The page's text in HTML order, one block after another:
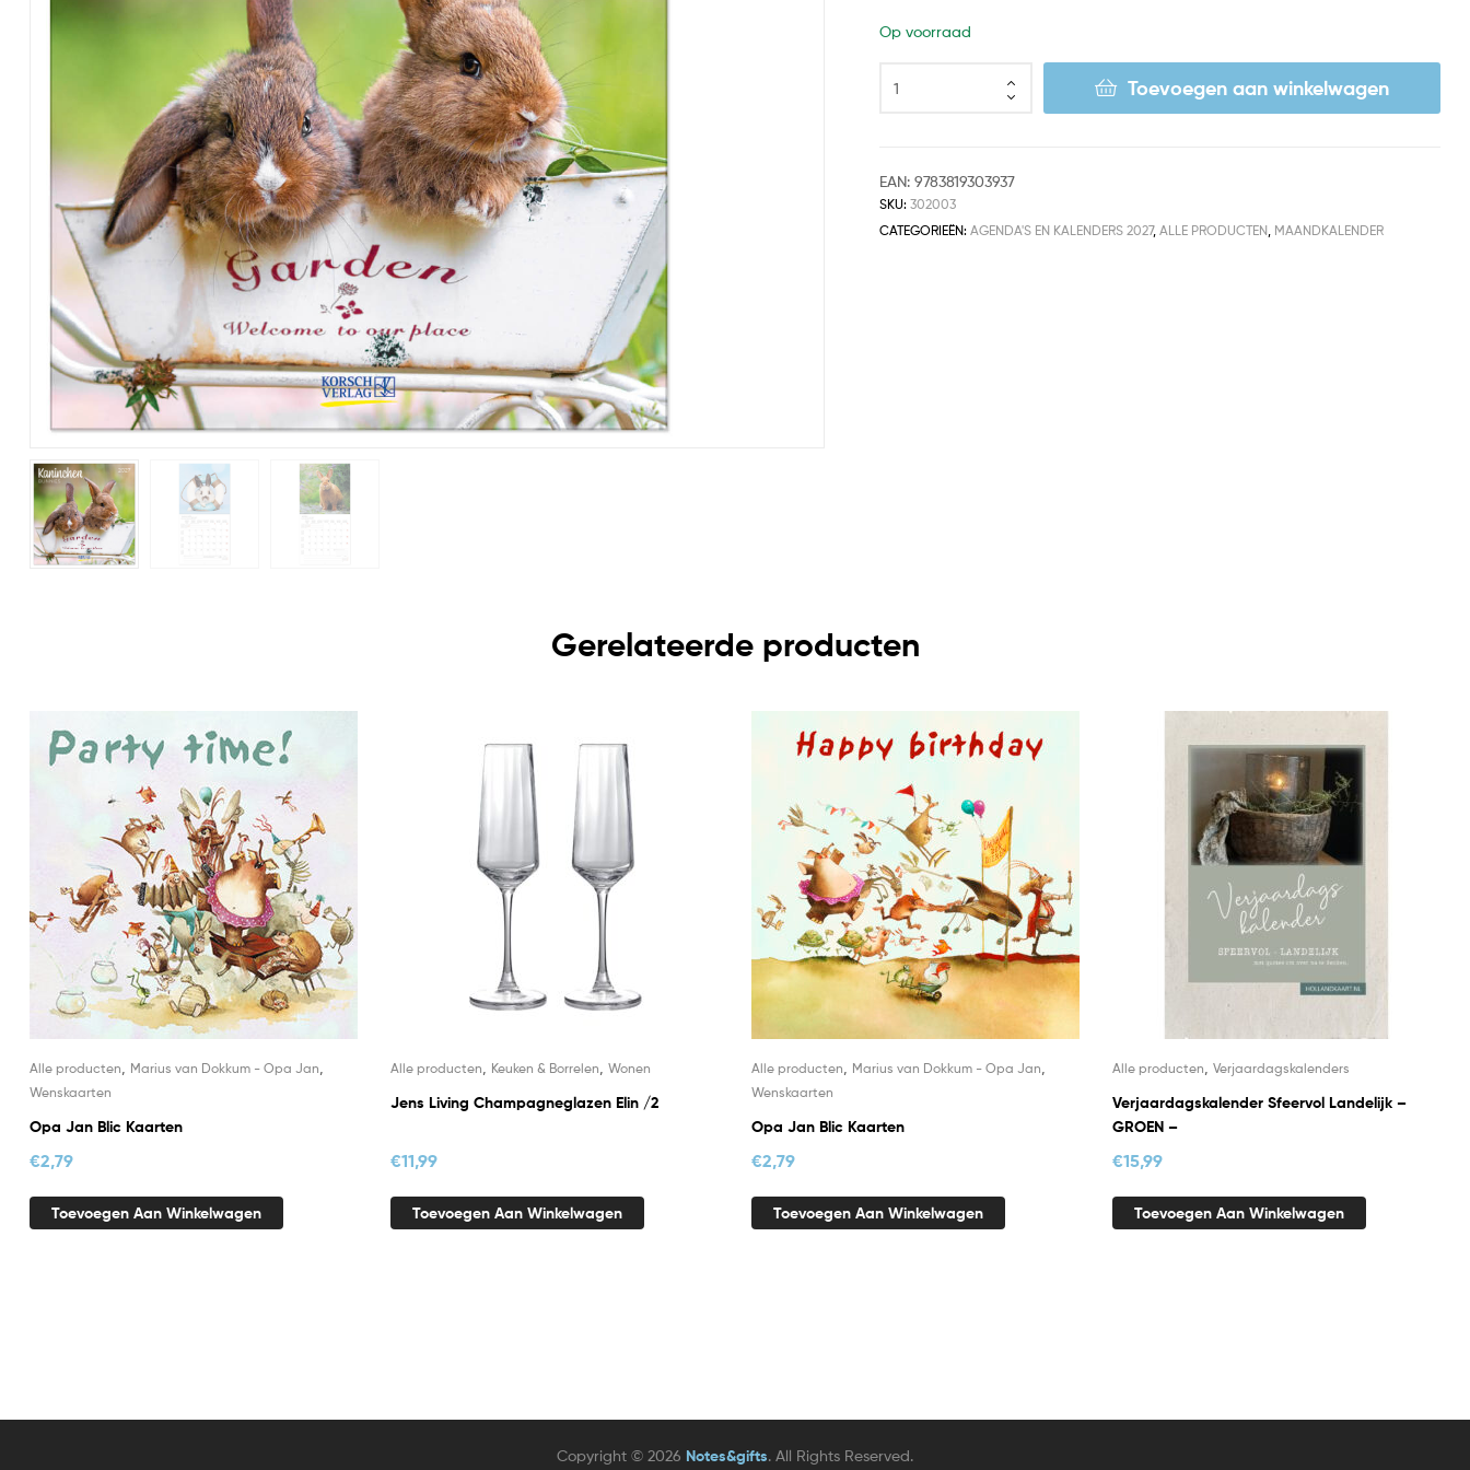
Op voorraad
Toevoegen aan winkelwagen
EAN:9783819303937
SKU:302003
CATEGORIEËN:AGENDA'S EN KALENDERS 2027,ALLE PRODUCTEN, MAANDKALENDER
Gerelateerde producten
Alle producten Marius van Dokkum - Opa Jan
Wenskaarten
Opa Jan Blic Kaarten
€2,79
Toevoegen Aan Winkelwagen
Alle producten Keuken & Borrelen Wonen
Jens Living Champagneglazen Elin /2
€11,99
Toevoegen Aan Winkelwagen
Alle producten Marius van Dokkum - Opa Jan
Wenskaarten
Opa Jan Blic Kaarten
€2,79
Toevoegen Aan Winkelwagen
Alle producten Verjaardagskalenders
Verjaardagskalender Sfeervol Landelijk –
GROEN –
€15,99
Toevoegen Aan Winkelwagen
Copyright © 2026 Notes&gifts. All Rights Reserved.